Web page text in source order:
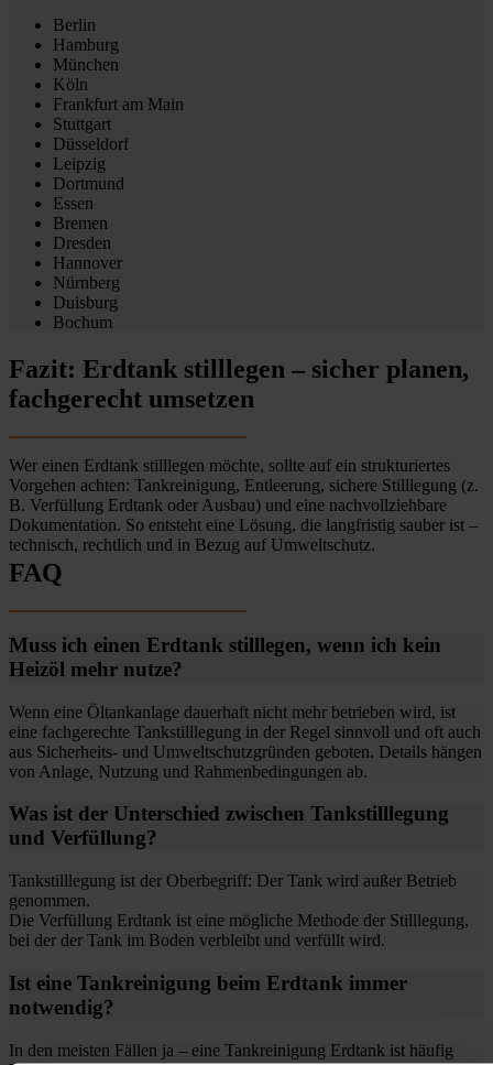
Berlin
Hamburg
München
Köln
Frankfurt am Main
Stuttgart
Düsseldorf
Leipzig
Dortmund
Essen
Bremen
Dresden
Hannover
Nürnberg
Duisburg
Bochum
Fazit: Erdtank stilllegen – sicher planen,
fachgerecht umsetzen
Wer einen Erdtank stilllegen möchte, sollte auf ein strukturiertes
Vorgehen achten: Tankreinigung, Entleerung, sichere Stilllegung (z.
B. Verfüllung Erdtank oder Ausbau) und eine nachvollziehbare
Dokumentation. So entsteht eine Lösung, die langfristig sauber ist –
technisch, rechtlich und in Bezug auf Umweltschutz.
FAQ
Muss ich einen Erdtank stilllegen, wenn ich kein
Heizöl mehr nutze?
Wenn eine Öltankanlage dauerhaft nicht mehr betrieben wird, ist
eine fachgerechte Tankstilllegung in der Regel sinnvoll und oft auch
aus Sicherheits- und Umweltschutzgründen geboten. Details hängen
von Anlage, Nutzung und Rahmenbedingungen ab.
Was ist der Unterschied zwischen Tankstilllegung
und Verfüllung?
Tankstilllegung ist der Oberbegriff: Der Tank wird außer Betrieb
genommen.
Die Verfüllung Erdtank ist eine mögliche Methode der Stilllegung,
bei der der Tank im Boden verbleibt und verfüllt wird.
Ist eine Tankreinigung beim Erdtank immer
notwendig?
In den meisten Fällen ja – eine Tankreinigung Erdtank ist häufig